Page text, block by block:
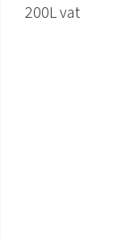
200L vat